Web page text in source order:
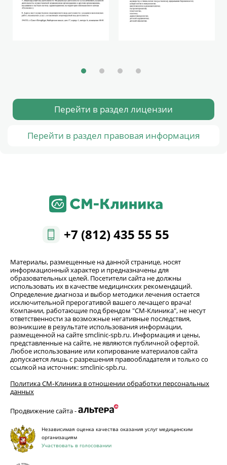
Перейти в раздел лицензии
Перейти в раздел правовая информация
+7 (812) 435 55 55
Материалы, размещенные на данной странице, носят
информационный характер и предназначены для
образовательных целей. Посетители сайта не должны
использовать их в качестве медицинских рекомендаций.
Определение диагноза и выбор методики лечения остается
исключительной прерогативой вашего лечащего врача!
Компании, работающие под брендом "СМ-Клиника", не несут
ответственности за возможные негативные последствия,
возникшие в результате использования информации,
размещенной на сайте smclinic-spb.ru. Информация и цены,
представленные на сайте, не являются публичной офертой.
Любое использование или копирование материалов сайта
допускается лишь с разрешения правообладателя и только со
ссылкой на источник: smclinic-spb.ru.
Политика СМ‑Клиника в отношении обработки персональных
данных
Продвижение сайта -
Независимая оценка качества оказания услуг медицинским
организациям
Участвовать в голосовании